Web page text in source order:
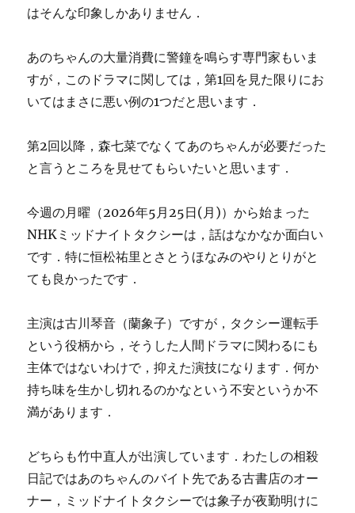
はそんな印象しかありません．
あのちゃんの大量消費に警鐘を鳴らす専門家もいま
すが，このドラマに関しては，第1回を見た限りにお
いてはまさに悪い例の1つだと思います．
第2回以降，森七菜でなくてあのちゃんが必要だった
と言うところを見せてもらいたいと思います．
今週の月曜（2026年5月25日(月)）から始まった
NHKミッドナイトタクシーは，話はなかなか面白い
です．特に恒松祐里とさとうほなみのやりとりがと
ても良かったです．
主演は古川琴音（蘭象子）ですが，タクシー運転手
という役柄から，そうした人間ドラマに関わるにも
主体ではないわけで，抑えた演技になります．何か
持ち味を生かし切れるのかなという不安というか不
満があります．
どちらも竹中直人が出演しています．わたしの相殺
日記ではあのちゃんのバイト先である古書店のオー
ナー，ミッドナイトタクシーでは象子が夜勤明けに